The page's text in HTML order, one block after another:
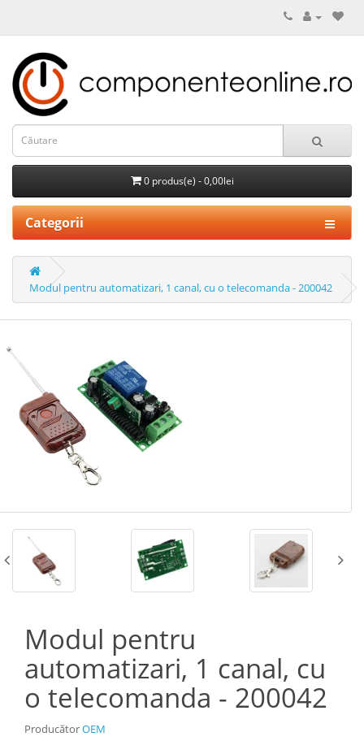
0 produs(e) - 0,00lei
Categorii
Modul pentru automatizari, 1 canal, cu o telecomanda - 200042
Modul pentru
automatizari, 1 canal, cu
o telecomanda - 200042
ProducătorOEM